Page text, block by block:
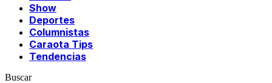
Show
Deportes
Columnistas
Caraota Tips
Tendencias
Buscar